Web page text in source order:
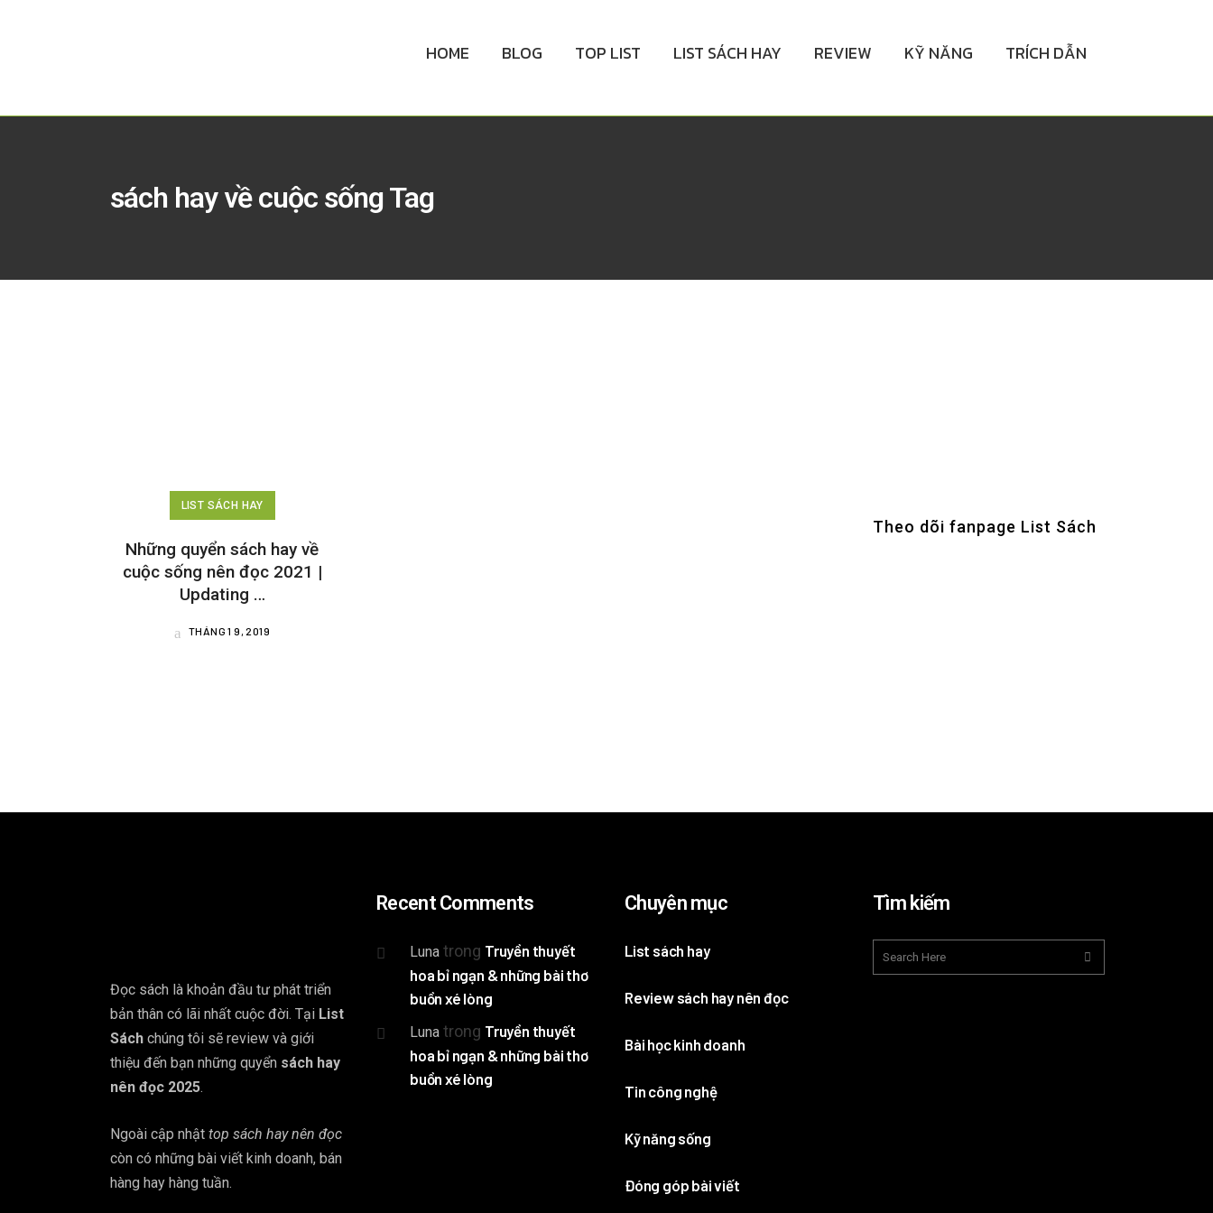
HOME BLOG TOP LIST LIST SÁCH HAY REVIEW KỸ NĂNG TRÍCH DẪN
sách hay về cuộc sống Tag
LIST SÁCH HAY
Những quyển sách hay về
cuộc sống nên đọc 2021 |
Updating …
THÁNG 1 9, 2019
Theo dõi fanpage List Sách
Đọc sách là khoản đầu tư phát triển
bản thân có lãi nhất cuộc đời. Tại List
Sách chúng tôi sẽ review và giới
thiệu đến bạn những quyển sách hay
nên đọc 2025.
Ngoài cập nhật top sách hay nên đọc
còn có những bài viết kinh doanh, bán
hàng hay hàng tuần.
Recent Comments
Luna trong Truyền thuyết
hoa bỉ ngạn & những bài thơ
buồn xé lòng
Luna trong Truyền thuyết
hoa bỉ ngạn & những bài thơ
buồn xé lòng
Chuyên mục
List sách hay
Review sách hay nên đọc
Bài học kinh doanh
Tin công nghệ
Kỹ năng sống
Đóng góp bài viết
Tìm kiếm